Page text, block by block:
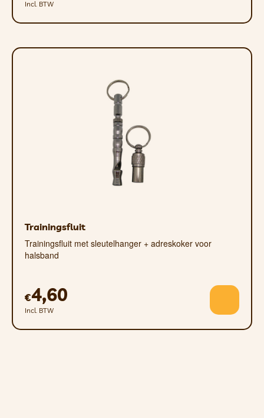
Incl. BTW
Trainingsfluit
Trainingsfluit met sleutelhanger + adreskoker voor
halsband
€4,60
Incl. BTW